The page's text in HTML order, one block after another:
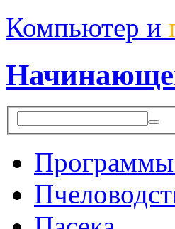
Компьютер и
Программы